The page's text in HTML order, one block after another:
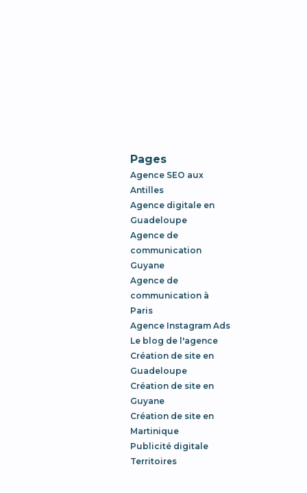
Pages
Agence SEO aux
Antilles
Agence digitale en
Guadeloupe
Agence de
communication
Guyane
Agence de
communication à
Paris
Agence Instagram Ads
Le blog de l'agence
Création de site en
Guadeloupe
Création de site en
Guyane
Création de site en
Martinique
Publicité digitale
Territoires